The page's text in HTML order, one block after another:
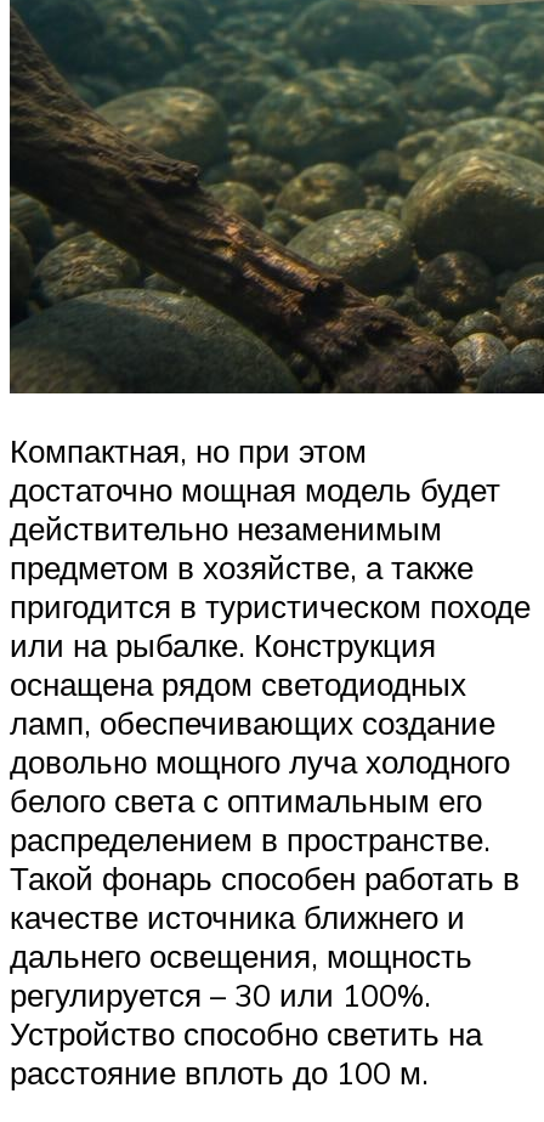
Компактная, но при этом
достаточно мощная модель будет
действительно незаменимым
предметом в хозяйстве, а также
пригодится в туристическом походе
или на рыбалке. Конструкция
оснащена рядом светодиодных
ламп, обеспечивающих создание
довольно мощного луча холодного
белого света с оптимальным его
распределением в пространстве.
Такой фонарь способен работать в
качестве источника ближнего и
дальнего освещения, мощность
регулируется – 30 или 100%.
Устройство способно светить на
расстояние вплоть до 100 м.